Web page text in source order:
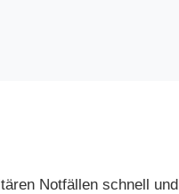
Notfällen schnell und